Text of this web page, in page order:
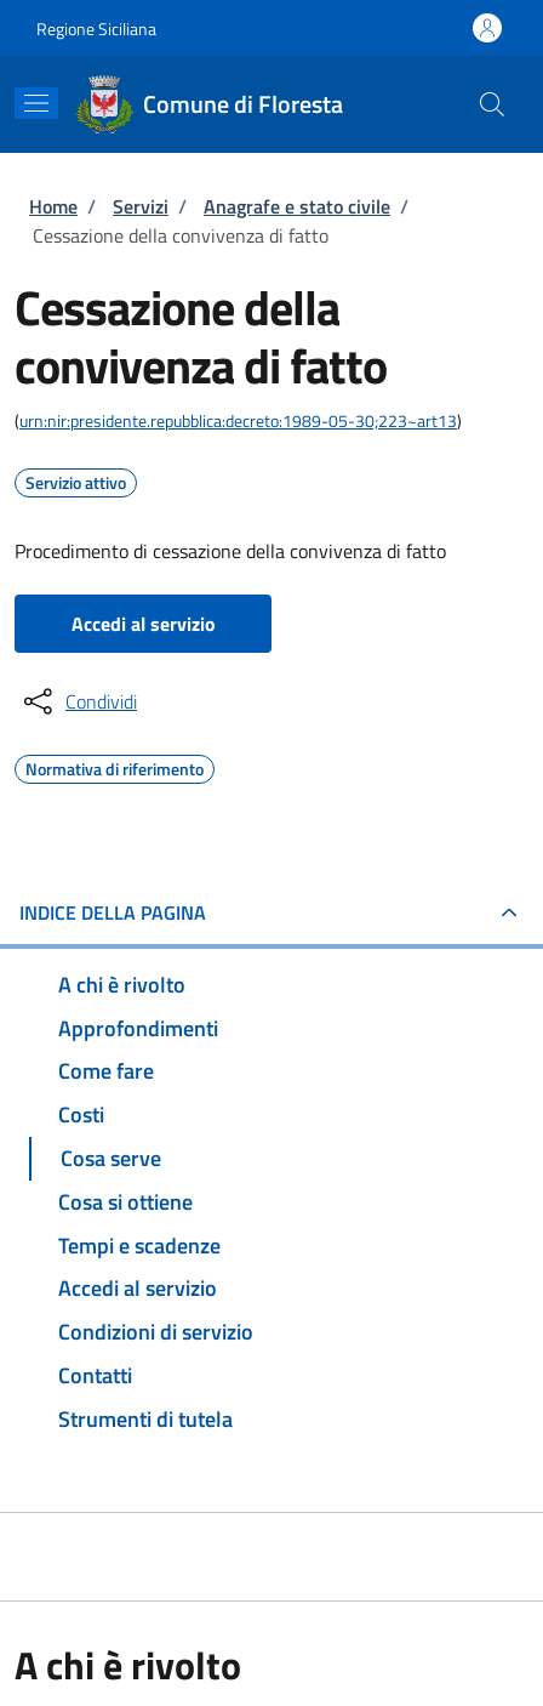
Regione Siciliana
Comune di Floresta
Briciole di pane
Home / Servizi / Anagrafe e stato civile /
Cessazione della convivenza di fatto
Cessazione della
convivenza di fatto
(urn:nir:presidente.repubblica:decreto:1989-05-30;223~art13)
Servizio attivo
Procedimento di cessazione della convivenza di fatto
Accedi al servizio
Condividi
Normativa di riferimento
INDICE DELLA PAGINA
A chi è rivolto
Approfondimenti
Come fare
Costi
Cosa serve
Cosa si ottiene
Tempi e scadenze
Accedi al servizio
Condizioni di servizio
Contatti
Strumenti di tutela
A chi è rivolto